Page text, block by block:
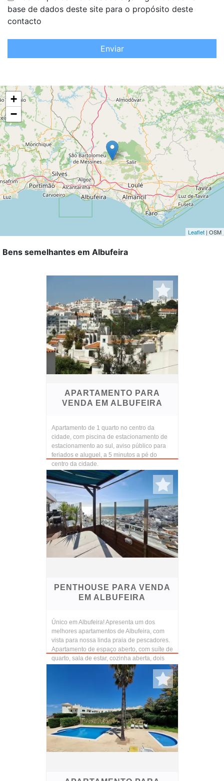
base de dados deste site para o propósito deste
contacto
Enviar
+
−
Leaflet | OSM
Bens semelhantes em Albufeira
APARTAMENTO PARA
VENDA EM ALBUFEIRA
Apartamento de 1 quarto no centro da
cidade, com piscina de estacionamento de
estacionamento ao sul, aviso público para
feriados e aluguel, a 5 minutos a pé do
centro da cidade.
PENTHOUSE PARA VENDA
EM ALBUFEIRA
Único em Albufeira! Apresenta um dos
melhores apartamentos de Albufeira, com
vista para nossa linda praia de pescadores.
Apartamento de espaço aberto, com suíte de
quarto, sala de estar, cozinha aberta, dois